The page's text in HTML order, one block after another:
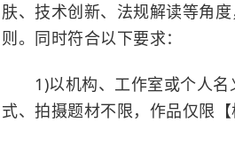
肤、技术创新、法规解读等角
则。同时符合以下要求：
1)以机构、工作室或个人名
式、拍摄题材不限，作品仅限【